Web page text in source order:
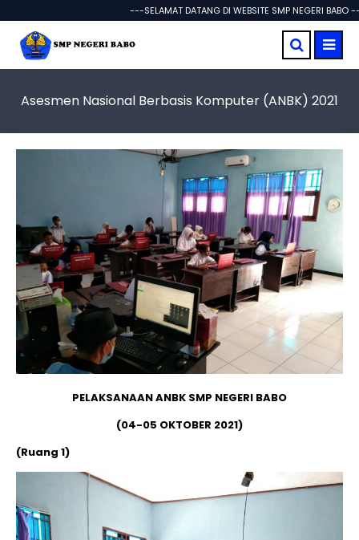
---SELAMAT DATANG DI WEBSITE SMP NEGERI BABO ---
Asesmen Nasional Berbasis Komputer (ANBK) 2021
PELAKSANAAN ANBK SMP NEGERI BABO
(04-05 OKTOBER 2021)
(Ruang 1)